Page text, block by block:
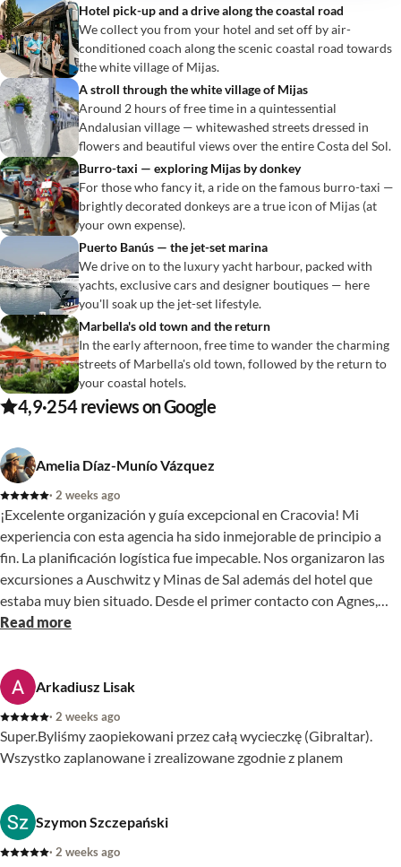
Hotel pick-up and a drive along the coastal road
We collect you from your hotel and set off by air-
conditioned coach along the scenic coastal road towards
the white village of Mijas.
A stroll through the white village of Mijas
Around 2 hours of free time in a quintessential
Andalusian village — whitewashed streets dressed in
flowers and beautiful views over the entire Costa del Sol.
Burro-taxi — exploring Mijas by donkey
For those who fancy it, a ride on the famous burro-taxi —
brightly decorated donkeys are a true icon of Mijas (at
your own expense).
Puerto Banús — the jet-set marina
We drive on to the luxury yacht harbour, packed with
yachts, exclusive cars and designer boutiques — here
you'll soak up the jet-set lifestyle.
Marbella's old town and the return
In the early afternoon, free time to wander the charming
streets of Marbella's old town, followed by the return to
your coastal hotels.
4,9·254reviews on Google
Amelia Díaz-Munío Vázquez
· 2 weeks ago
¡Excelente organización y guía excepcional en Cracovia! Mi
experiencia con esta agencia ha sido inmejorable de principio a
fin. La planificación logística fue impecable. Nos organizaron las
excursiones a Auschwitz y Minas de Sal además del hotel que
estaba muy bien situado. Desde el primer contacto con Agnes,
que mostró una gran profesionalidad, adaptó las rutas a lo que
de pocos días en Cracovia, lo que nos permitió exprimir el tiempo
al máximo y viajar con total tranquilidad, todo gracias a ella. El
broche final fue poner a disposición nuestra una guía que nos
acompañó allí. ( Dorota). Su pasión por la historia de la ciudad y su
profundo conocimiento local marcaron la diferencia. No se limitó
excelente. Recomiendo totalmente sus servicios a cualquiera que
busque un viaje sin estrés. Un diez absoluto!
Read more
Arkadiusz Lisak
· 2 weeks ago
Super.Byliśmy zaopiekowani przez całą wycieczkę (Gibraltar).
Wszystko zaplanowane i zrealizowane zgodnie z planem
Szymon Szczepański
· 2 weeks ago